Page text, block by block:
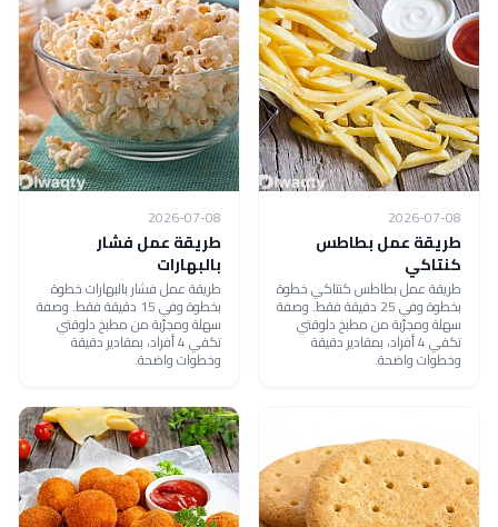
2026-07-08
طريقة عمل بطاطس
كنتاكي
طريقة عمل بطاطس كنتاكي خطوة
بخطوة وفي 25 دقيقة فقط. وصفة
سهلة ومجرّبة من مطبخ دلوقتي
تكفي 4 أفراد، بمقادير دقيقة
وخطوات واضحة.
2026-07-08
طريقة عمل فشار
بالبهارات
طريقة عمل فشار بالبهارات خطوة
بخطوة وفي 15 دقيقة فقط. وصفة
سهلة ومجرّبة من مطبخ دلوقتي
تكفي 4 أفراد، بمقادير دقيقة
وخطوات واضحة.